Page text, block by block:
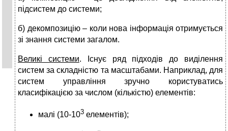
підсистем до системи;
б) декомпозицію – коли нова інформація отримується
зі знання системи загалом.
Великі системи. Існує ряд підходів до виділення
систем за складністю та масштабами. Наприклад, для
систем управління зручно користуватись
класифікацією за числом (кількістю) елементів:
малі (10-103 елементів);